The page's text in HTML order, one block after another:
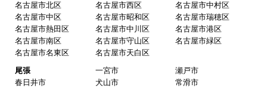
ピングーヒサコさん
2025年10月30日 14:53
欲しい商品をスムーズに注文できましたか？
名古屋市北区
名古屋市西区
名古屋市中村区
名古屋市中区
名古屋市昭和区
名古屋市瑞穂区
名古屋市熱田区
名古屋市中川区
名古屋市港区
名古屋市南区
名古屋市守山区
名古屋市緑区
名古屋市名東区
名古屋市天白区
尾張
一宮市
瀬戸市
春日井市
犬山市
常滑市